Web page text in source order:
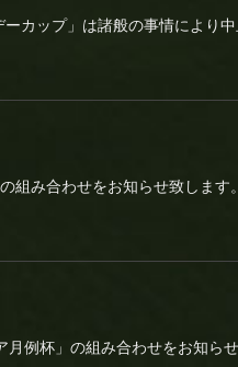
カップ」は諸般の事情により中
組み合わせをお知らせ致します。
例杯」の組み合わせをお知らせ